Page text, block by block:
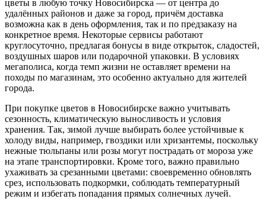
цветы в любую точку Новосибирска — от центра до
удалённых районов и даже за город, причём доставка
возможна как в день оформления, так и по предзаказу на
конкретное время. Некоторые сервисы работают
круглосуточно, предлагая бонусы в виде открыток, сладостей,
воздушных шаров или подарочной упаковки. В условиях
мегаполиса, когда темп жизни не оставляет времени на
походы по магазинам, это особенно актуально для жителей
города.
При покупке цветов в Новосибирске важно учитывать
сезонность, климатическую выносливость и условия
хранения. Так, зимой лучше выбирать более устойчивые к
холоду виды, например, гвоздики или хризантемы, поскольку
нежные тюльпаны или розы могут пострадать от мороза уже
на этапе транспортировки. Кроме того, важно правильно
ухаживать за срезанными цветами: своевременно обновлять
срез, использовать подкормки, соблюдать температурный
режим и избегать попадания прямых солнечных лучей.